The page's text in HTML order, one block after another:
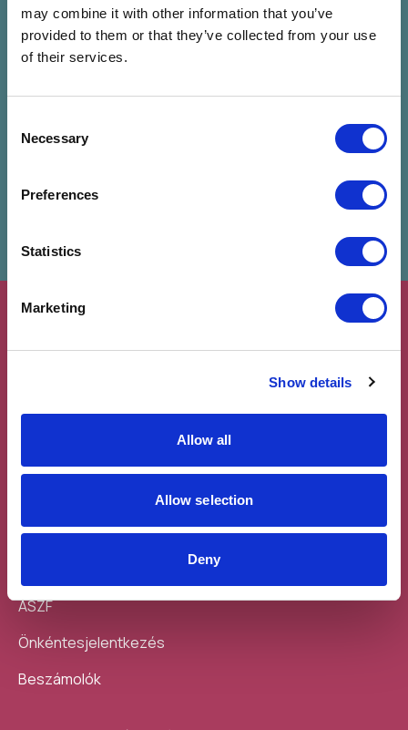
may combine it with other information that you’ve
provided to them or that they’ve collected from your use
of their services.
Selection
Necessary
Preferences
Statistics
Marketing
Show details
Allow all
Allow selection
Deny
Előadó mentése
Kapcsolódó programok
ÁSZF
Önkéntesjelentkezés
Beszámolók